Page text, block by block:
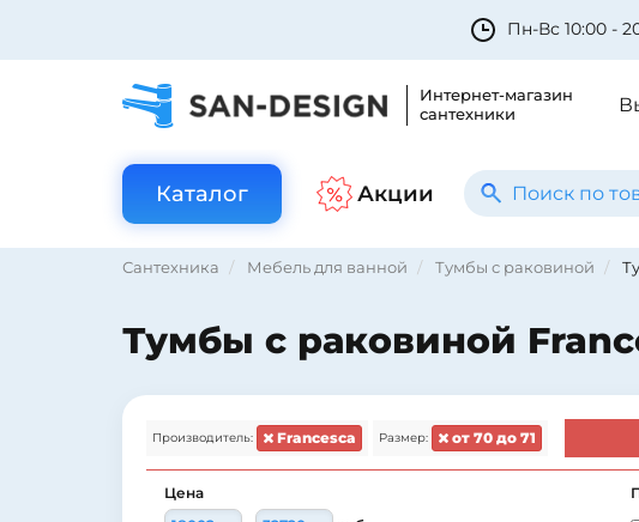
Пн-Вс 10:00 -
Интернет-магазин
сантехники
Каталог Акции
Сантехника Мебель для ванной Тумбы с раковиной
Тумбы с раковиной
Производитель: Francesca Размер: от 70 до 71
Цена